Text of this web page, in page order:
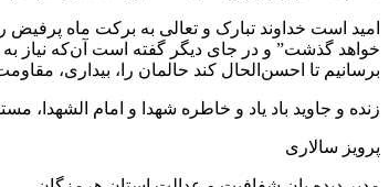
امید است خداوند تبارک و تعالی به برکت ماه
خواهد گذشت” و در جای دیگر گفته است آن‌که نیاز
برسانیم تا احسن‌الحال کند حالمان را، بیداری،
زنده و جاوید باد یاد و خاطره شهدا و امام الشهدا،
پرویز سالاری